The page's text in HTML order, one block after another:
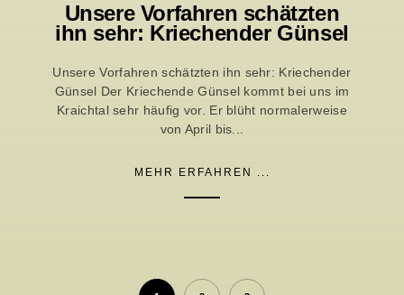
Unsere Vorfahren schätzten
ihn sehr: Kriechender Günsel
Unsere Vorfahren schätzten ihn sehr: Kriechender
Günsel Der Kriechende Günsel kommt bei uns im
Kraichtal sehr häufig vor. Er blüht normalerweise
von April bis...
MEHR ERFAHREN ...